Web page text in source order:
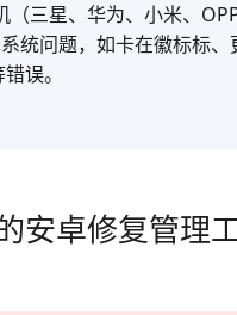
三星、华为、小米、
统问题，如卡在徽标标、
误。
安卓修复管理